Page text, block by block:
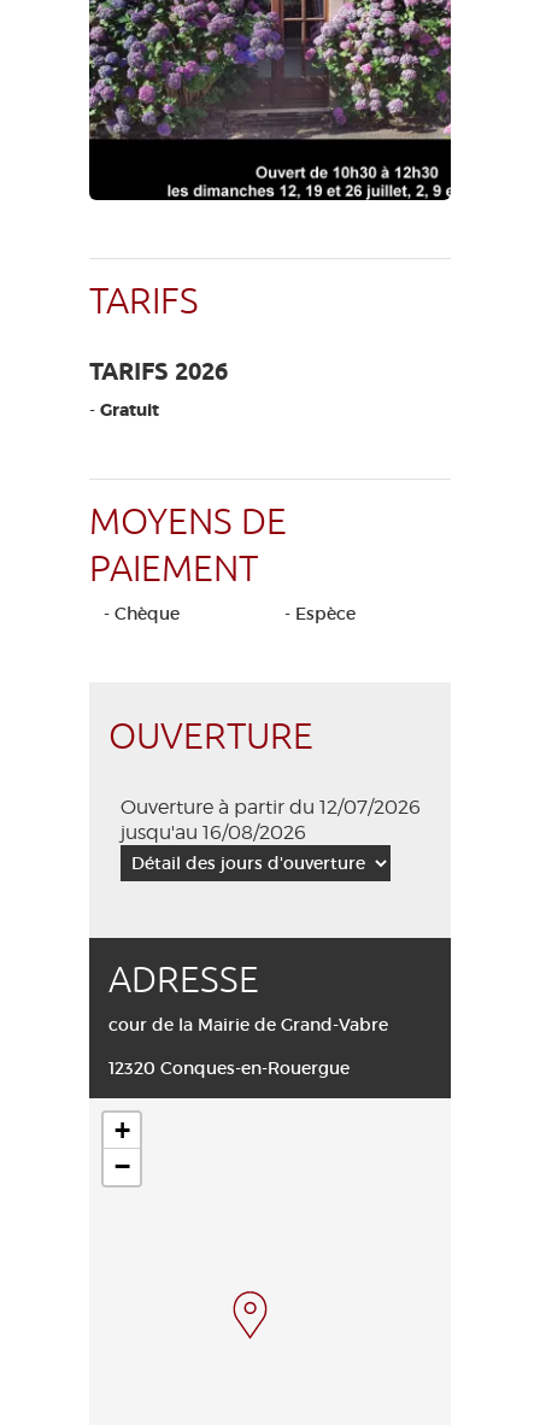
TARIFS
TARIFS 2026
- Gratuit
MOYENS DE
PAIEMENT
- Chèque - Espèce
OUVERTURE
Ouverture à partir du 12/07/2026
jusqu'au 16/08/2026
ADRESSE
cour de la Mairie de Grand-Vabre
12320 Conques-en-Rouergue
+
−